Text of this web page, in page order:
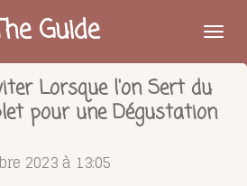
Guide
Lorsque l'on Sert du
pour une Dégustation
2023 à 13:05